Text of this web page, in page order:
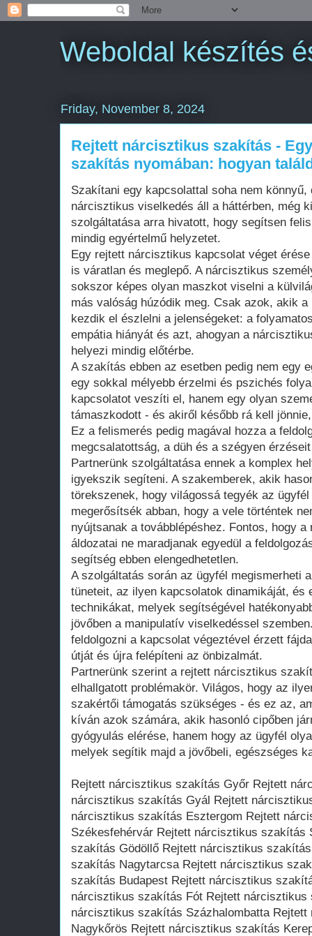
Weboldal készítés
Friday, November 8, 2024
Rejtett nárcisztikus szakítás -
szakítás nyomában: hogyan
Szakítani egy kapcsolattal soha nem
nárcisztikus viselkedés áll a háttérben, még
szolgáltatása arra hivatott, hogy segítsen
mindig egyértelmű helyzetet.
Egy rejtett nárcisztikus kapcsolat véget
is váratlan és meglepő. A nárcisztikus
sokszor képes olyan maszkot viselni a
más valóság húzódik meg. Csak azok, akik
kezdik el észlelni a jelenségeket: a
empátia hiányát és azt, ahogyan a
helyezi mindig előtérbe.
A szakítás ebben az esetben pedig nem egy
egy sokkal mélyebb érzelmi és pszichés
kapcsolatot veszíti el, hanem egy olyan
támaszkodott - és akiről később rá kell
Ez a felismerés pedig magával hozza a
megcsalatottság, a düh és a szégyen
Partnerünk szolgáltatása ennek a komplex
igyekszik segíteni. A szakemberek, akik
törekszenek, hogy világossá tegyék az
megerősítsék abban, hogy a vele történtek
nyújtsanak a továbblépéshez. Fontos, hogy
áldozatai ne maradjanak egyedül a
segítség ebben elengedhetetlen.
A szolgáltatás során az ügyfél megismerheti
tüneteit, az ilyen kapcsolatok dinamikáját, és
technikákat, melyek segítségével
jövőben a manipulatív viselkedéssel
feldolgozni a kapcsolat végeztével érzett
útját és újra felépíteni az önbizalmát.
Partnerünk szerint a rejtett nárcisztikus
elhallgatott problémakör. Világos, hogy az
szakértői támogatás szükséges - és ez az,
kíván azok számára, akik hasonló cipőben
gyógyulás elérése, hanem hogy az ügyfél
melyek segítik majd a jövőbeli, egészséges
Rejtett nárcisztikus szakítás Győr Rejtett
nárcisztikus szakítás Gyál Rejtett
nárcisztikus szakítás Esztergom Rejtett
Székesfehérvár Rejtett nárcisztikus szakítás
szakítás Gödöllő Rejtett nárcisztikus
szakítás Nagytarcsa Rejtett nárcisztikus
szakítás Budapest Rejtett nárcisztikus
nárcisztikus szakítás Fót Rejtett nárcisztikus
nárcisztikus szakítás Százhalombatta
Nagykőrös Rejtett nárcisztikus szakítás